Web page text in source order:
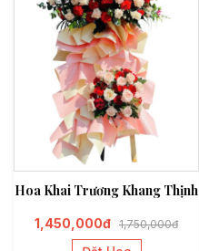
Hoa Khai Trương Khang Thịnh
1,450,000đ 1,750,000đ